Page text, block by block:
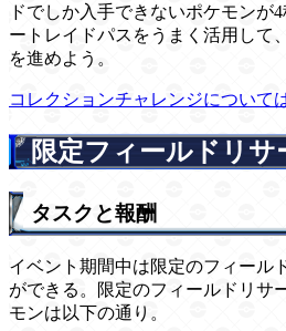
ドでしか入手できないポケモンが
ートレイドパスをうまく活用して
を進めよう。
コレクションチャレンジについて
限定フィールドリサ
タスクと報酬
イベント期間中は限定のフィール
ができる。限定のフィールドリサ
モンは以下の通り。